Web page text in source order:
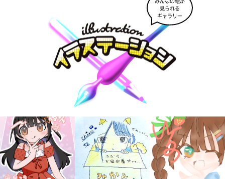
大人気
シリーズに
出会える
みんなの絵が
見られる
ギャラリー